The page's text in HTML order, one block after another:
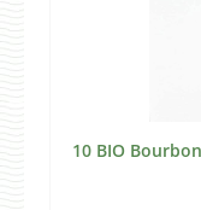
10 BIO